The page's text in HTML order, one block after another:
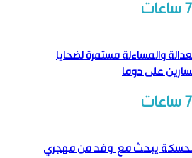
والمساءلة مستمرة لضحايا
على دوما
يبحث مع وفد من مهجري